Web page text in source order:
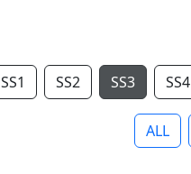
SS1 SS2 SS3 SS4
ALL